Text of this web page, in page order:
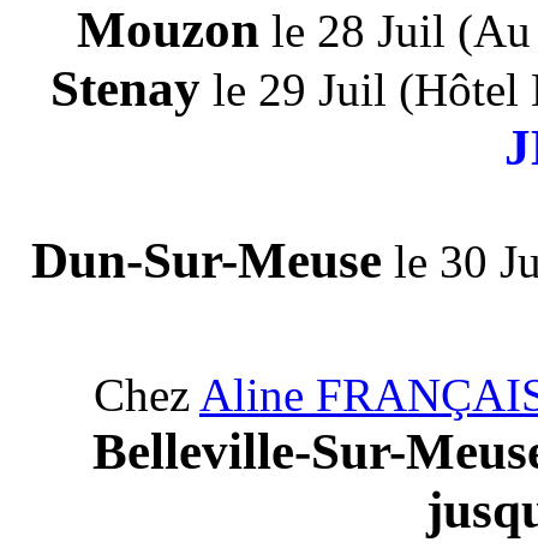
Mouzonle 28 Juil
Stenay le 29 Juil (Hôtel
Dun-Sur-Meuse le 30
Chez Aline
Belleville-Sur-